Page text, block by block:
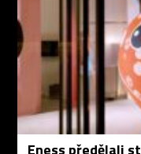
Eness předělali